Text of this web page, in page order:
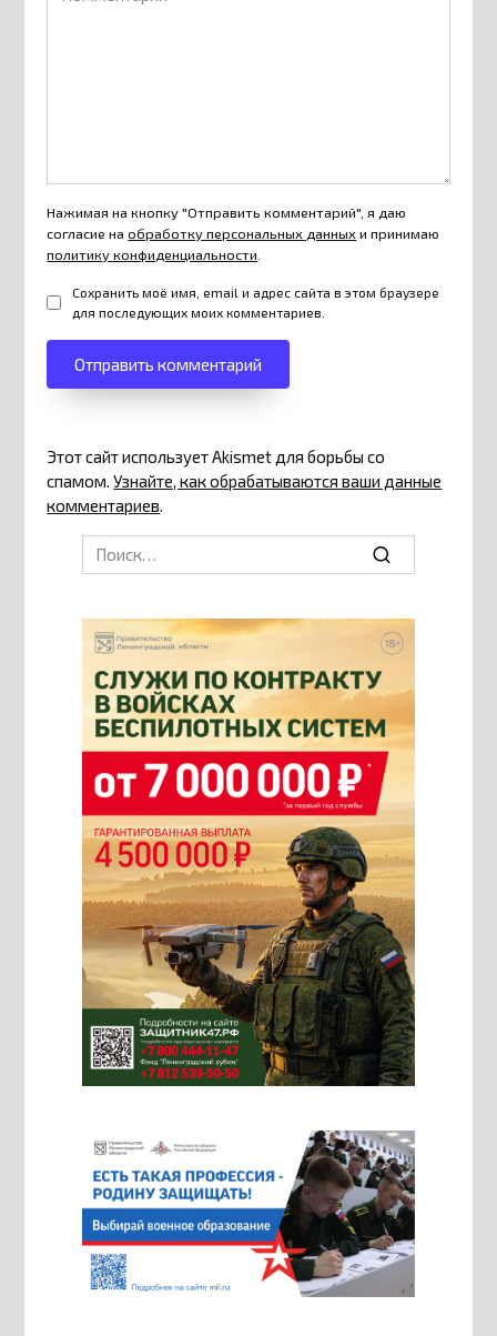
Нажимая на кнопку "Отправить комментарий", я даю
согласие наобработку персональных данныхи принимаю
политику конфиденциальности.
Сохранить моё имя, email и адрес сайта в этом браузере
для последующих моих комментариев.
Этот сайт использует Akismet для борьбы со
спамом.Узнайте, как обрабатываются ваши данные
комментариев
Search
for: